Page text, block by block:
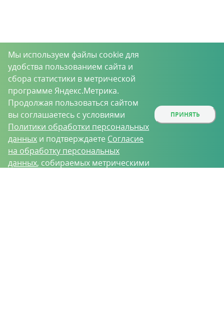
Мы используем файлы cookie для
удобства пользованием сайта и
сбора статистики в метрической
программе Яндекс.Метрика.
Продолжая пользоваться сайтом
вы соглашаетесь с условиями
Политики обработки персональных
данных и подтверждаете Согласие
на обработку персональных
данных, собираемых метрическими
ПРИНЯТЬ